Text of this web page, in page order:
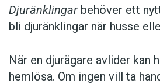
Djuränklingar behöver ett
bli djuränklingar när husse
När en djurägare avlider kan
hemlösa. Om ingen vill ta